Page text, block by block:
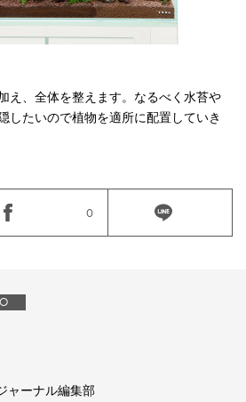
え、全体を整えます。なるべく水苔や
したいので植物を適所に配置していき
0
ャーナル編集部